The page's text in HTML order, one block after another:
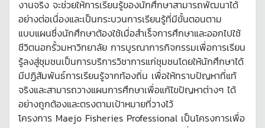
งานจริง จะช่วยให้การเรียนรู้ของนักศึกษาสามารถพัฒนาได้
อย่างต่อเนื่องและเป็นกระบวนการเรียนรู้ที่มีขั้นตอนตาม
แบบแผนซึ่งนักศึกษาต้องใช้เมื่อสำเร็จการศึกษาและออกไปใช้
ชีวิตนอกรั้วมหาวิทยาลัย การบูรณาการกิจกรรมเพื่อการเรียน
รู้ลงสู่ชุมชนเป็นการบริการวิชาการแก่ชุมชนโดยให้นักศึกษาได้
มีปฏิสัมพันธ์การเรียนรู้จากท้องถิ่น เพื่อให้ทราบปัญหาที่แท้
จริงและสามารถวางแผนการศึกษาเพื่อแก้ไขปัญหาต่างๆ ได้
อย่างถูกต้องและตรงตามเป้าหมายที่วางไว้
โครงการ Maejo Fisheries Professional เป็นโครงการเพื่อ